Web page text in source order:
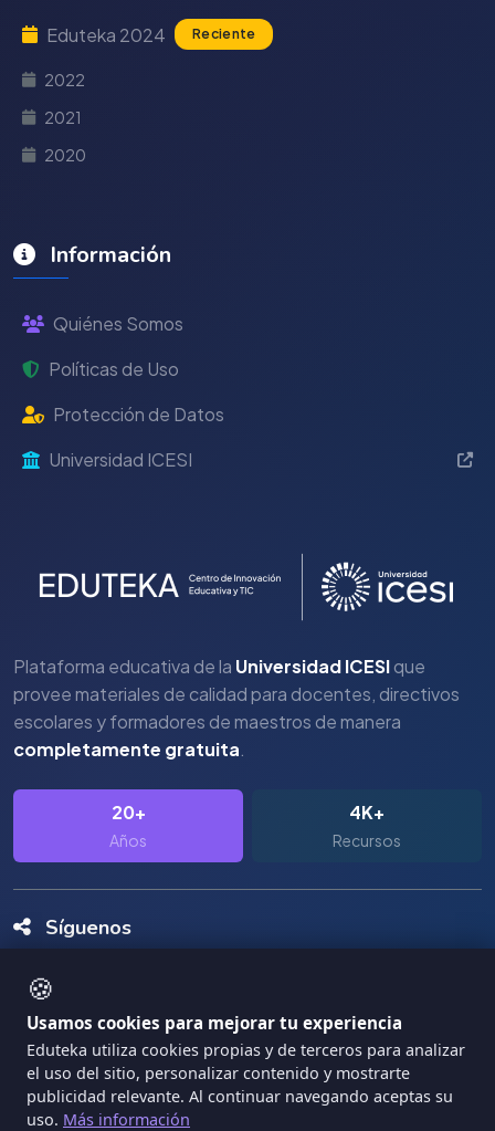
🍪
Usamos cookies para mejorar tu experiencia
Eduteka utiliza cookies propias y de terceros para analizar
el uso del sitio, personalizar contenido y mostrarte
publicidad relevante. Al continuar navegando aceptas su
uso. Más información
Eduteka 2024 Reciente
2022
2021
2020
Información
Quiénes Somos
Políticas de Uso
Protección de Datos
Universidad ICESI
Plataforma educativa de la Universidad ICESIque
provee materiales de calidad para docentes, directivos
escolares y formadores de maestros de manera
completamente gratuita.
20+
Años
4K+
Recursos
Síguenos
Copyright Eduteka 2001-2026 - Universidad ICESI
Términos de Servicio